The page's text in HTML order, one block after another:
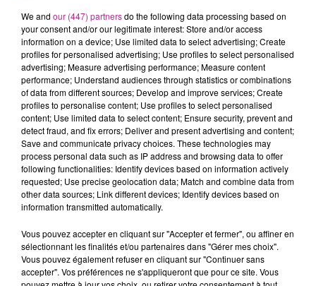
LE 7-10 DU 17 SEPTE%BRE
Retrouvez les meilleurs moments du 7-10 Alsace avec
Chemi'nette à Niderergheim, un savoir-faire développé pour
votre maison.
TITRES DIFFUSÉS
We and our (447) partnersdo the following data processing based on
your consent and/or our legitimate interest: Store and/or access
information on a device; Use limited data to select advertising; Create
profiles for personalised advertising; Use profiles to select personalised
advertising; Measure advertising performance; Measure content
performance; Understand audiences through statistics or combinations
of data from different sources; Develop and improve services; Create
profiles to personalise content; Use profiles to select personalised
content; Use limited data to select content; Ensure security, prevent and
detect fraud, and fix errors; Deliver and present advertising and content;
Save and communicate privacy choices. These technologies may
process personal data such as IP address and browsing data to offer
following functionalities: Identify devices based on information actively
requested; Use precise geolocation data; Match and combine data from
other data sources; Link different devices; Identify devices based on
information transmitted automatically.
Vous pouvez accepter en cliquant sur "Accepter et fermer", ou affiner en
sélectionnant les finalités et/ou partenaires dans "Gérer mes choix".
Vous pouvez également refuser en cliquant sur "Continuer sans
accepter". Vos préférences ne s'appliqueront que pour ce site. Vous